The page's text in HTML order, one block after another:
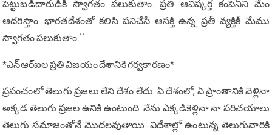
పెట్టుబడిదారుడికీ స్వాగతం పలుకుతాం. ప్రతి ఆవిష్కర్త కంపెనీని మేం
ఆదరిస్తాం. భారతదేశంతో కలిసి పనిచేసే ఆసక్తి ఉన్న ప్రతీ వ్యక్తికీ మేము
స్వాగతం పలుకుతాం.``
*ఎన్ఆర్ఐల ప్ర‌తి విజ‌యం దేశానికి గ‌ర్వ‌కార‌ణం*
ప్రపంచంలో తెలుగు ప్రజలు లేని దేశం లేదు. ఏ దేశంలో, ఏ ప్రాంతానికి వెళ్లినా
అక్కడ తెలుగు ప్రజల ఉనికి ఉంటుంది. నేను ఎక్కడికెళ్లినా నా పరిచయాలు
తెలుగు సమాజంతోనే మొదలవుతాయి. విదేశాల్లో ఉంటున్న తెలుగువారికి